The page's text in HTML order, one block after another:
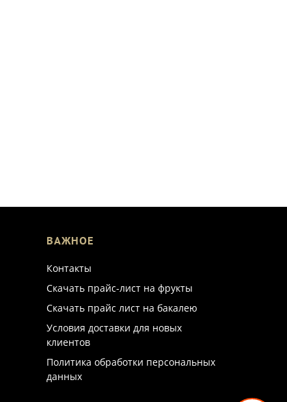
ВАЖНОЕ
Контакты
Скачать прайс-лист на фрукты
Скачать прайс лист на бакалею
Условия доставки для новых
клиентов
Политика обработки персональных
данных